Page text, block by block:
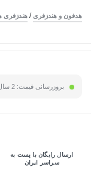
هدفون و هندزفری / هندزفری
بروزرسانی قیمت: 2 سال پیش
ارسال رایگان با پست به
سراسر ایران